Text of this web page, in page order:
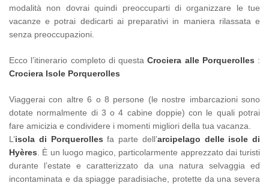
modalità non dovrai quindi preoccuparti di organizzare le tue
vacanze e potrai dedicarti ai preparativi in maniera rilassata e
senza preoccupazioni.
Ecco l’itinerario completo di questaCrociera alle Porquerolles :
Crociera Isole Porquerolles
Viaggerai con altre 6 o 8 persone (le nostre imbarcazioni sono
dotate normalmente di 3 o 4 cabine doppie) con le quali potrai
fare amicizia e condividere i momenti migliori della tua vacanza.
L’isola di Porquerolles fa parte dell’arcipelago delle isole di
Hyères . È un luogo magico, particolarmente apprezzato dai turisti
durante l’estate e caratterizzato da una natura selvaggia ed
incontaminata e da spiagge paradisiache, protette da una severa